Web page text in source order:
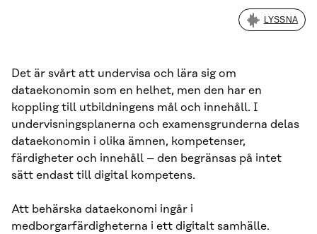
LYSSNA
Det är svårt att undervisa och lära sig om
dataekonomin som en helhet, men den har en
koppling till utbildningens mål och innehåll. I
undervisningsplanerna och examensgrunderna delas
dataekonomin i olika ämnen, kompetenser,
färdigheter och innehåll – den begränsas på intet
sätt endast till digital kompetens.
Att behärska dataekonomi ingår i
medborgarfärdigheterna i ett digitalt samhälle.